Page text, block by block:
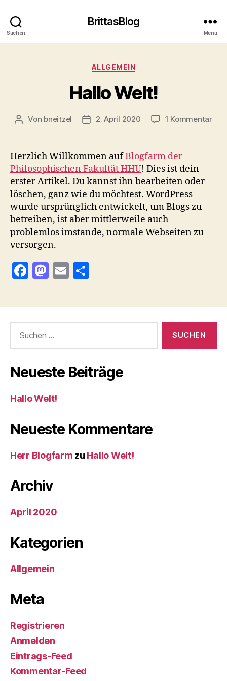
Suchen
BrittasBlog
Menü
Kategorien
ALLGEMEIN
Hallo Welt!
Beitragsautor
Von bneitzel Veröffentlichungsdatum
2. April 2020 1 Kommentarzu
Herzlich Willkommen aufBlogfarm der
Philosophischen Fakultät HHU! Dies ist dein
erster Artikel. Du kannst ihn bearbeiten oder
löschen, ganz wie du möchtest. WordPress
wurde ursprünglich entwickelt, um Blogs zu
betreiben, ist aber mittlerweile auch
problemlos imstande, normale Webseiten zu
versorgen.
F
c
e
b
o
o
k
M
to
d
o
n
E
ai
l
le
n
nach:
Neueste Beiträge
Hallo Welt!
Neueste Kommentare
Herr Blogfarm zu Hallo Welt!
Archiv
April 2020
Kategorien
Allgemein
Meta
Registrieren
Anmelden
Eintrags-Feed
Kommentar-Feed